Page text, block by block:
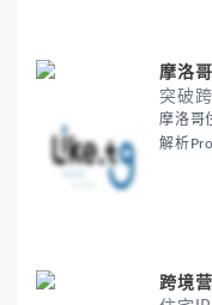
摩洛
突破
摩洛哥
解析
跨境